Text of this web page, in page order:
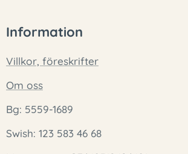
Information
Villkor, föreskrifter
Om oss
Bg: 5559-1689
Swish: 123 583 46 68